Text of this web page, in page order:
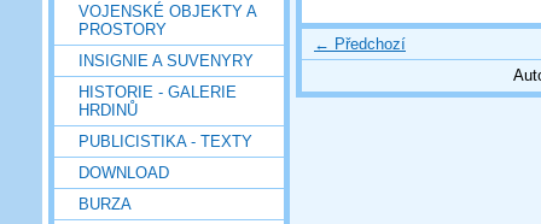
VOJENSKÉ OBJEKTY A
PROSTORY
INSIGNIE A SUVENYRY
HISTORIE - GALERIE
HRDINŮ
PUBLICISTIKA - TEXTY
DOWNLOAD
BURZA
← Předchozí